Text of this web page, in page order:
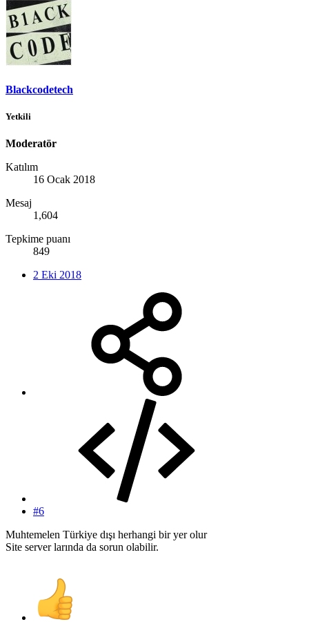
Blackcodetech
Yetkili
Moderatör
Katılım
16 Ocak 2018
Mesaj
1,604
Tepkime puanı
849
2 Eki 2018
#6
Muhtemelen Türkiye dışı herhangi bir yer olur
Site server larında da sorun olabilir.